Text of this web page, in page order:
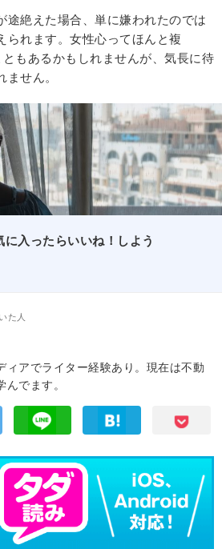
途絶えた場合、単に嫌われたのでは
られます。女性心ってほんと複
もあるかもしれませんが、気長に待
せん。
に入ったらいいね！しよう
た人
ィアでライター経験あり。現在は不動
でます。